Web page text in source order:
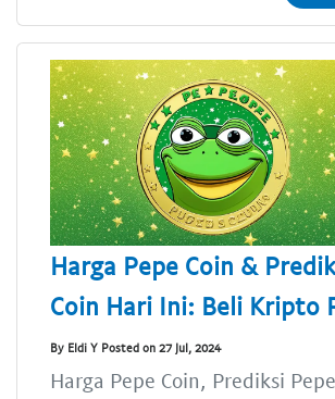
Harga Pepe Coin &
Coin Hari Ini: Beli Kripto
By Eldi Y Posted on 27 Jul, 2024
Harga Pepe Coin, Prediksi